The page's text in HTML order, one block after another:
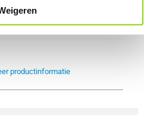
mm
productinformatie